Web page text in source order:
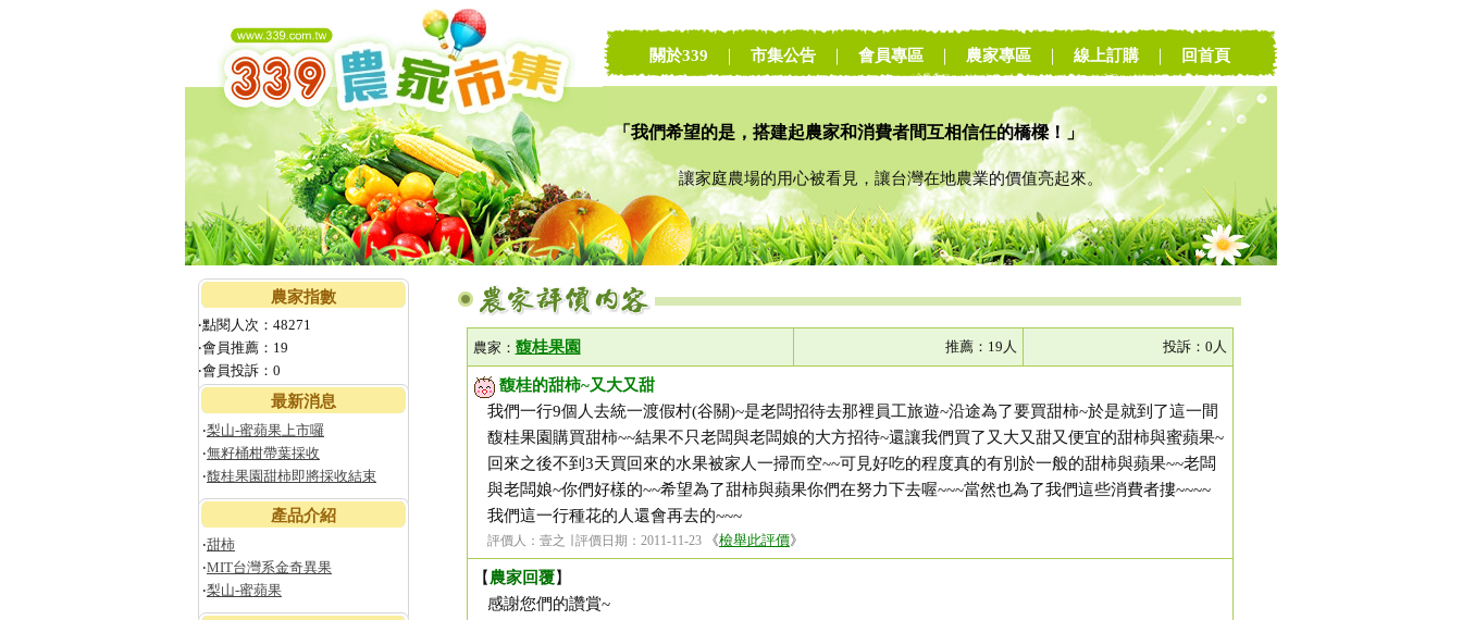
「我們希望的是，搭建起農家和消費者間互相信任的橋樑！」
讓家庭農場的用心被看見，讓台灣在地農業的價值亮起來。
關於339 市集公告 會員專區 農家專區 線上訂購 回首頁
農家指數
‧點閱人次：48271
‧會員推薦：19
‧會員投訴：0
最新消息
‧梨山-蜜蘋果上市囉
‧無籽桶柑帶葉採收
‧馥桂果園甜柿即將採收結束
產品介紹
‧甜柿
‧MIT台灣系金奇異果
‧梨山-蜜蘋果
農家： 馥桂果園 推薦：19人 投訴：0人
馥桂的甜柿~又大又甜
我們一行9個人去統一渡假村(谷關)~是老闆招待去那裡員工旅遊~沿途為了要買甜柿~於是就到了這一間
馥桂果園購買甜柿~~結果不只老闆與老闆娘的大方招待~還讓我們買了又大又甜又便宜的甜柿與蜜蘋果~
回來之後不到3天買回來的水果被家人一掃而空~~可見好吃的程度真的有別於一般的甜柿與蘋果~~老闆
與老闆娘~你們好樣的~~希望為了甜柿與蘋果你們在努力下去喔~~~當然也為了我們這些消費者摟~~~~
我們這一行種花的人還會再去的~~~
評價人：壹之 ∣ 評價日期：2011-11-23 《檢舉此評價》
【 農家回覆】
感謝您們的讚賞~